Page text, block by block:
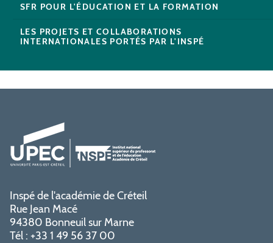
SFR POUR L'ÉDUCATION ET LA FORMATION
LES PROJETS ET COLLABORATIONS
INTERNATIONALES PORTÉS PAR L'INSPÉ
Inspé de l'académie de Créteil
Rue Jean Macé
94380 Bonneuil sur Marne
Tél : +33 1 49 56 37 00